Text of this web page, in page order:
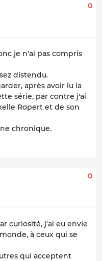
0
je n'ai pas compris
distendu.
après avoir lu la
série, par contre j'ai
Ropert et de son
chronique.
0
curiosité, j'ai eu envie
à ceux qui se
qui acceptent